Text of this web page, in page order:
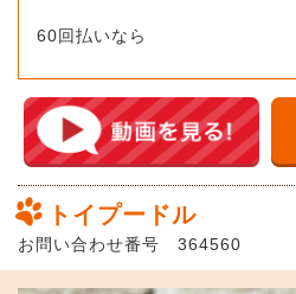
60回払いなら
トイプードル
お問い合わせ番号 364560